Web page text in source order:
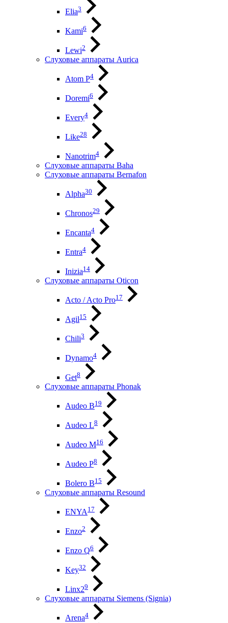
Elia3
Kami6
Lewi2
Слуховые аппараты Aurica
Atom P4
Doremi6
Every4
Like28
Nanotrim4
Слуховые аппараты Baha
Слуховые аппараты Bernafon
Alpha30
Chronos29
Encanta4
Entra4
Inizia14
Слуховые аппараты Oticon
Acto / Acto Pro17
Agil15
Chili3
Dynamo4
Get8
Слуховые аппараты Phonak
Audeo B19
Audeo L8
Audeo М16
Audeo P8
Bolero B15
Слуховые аппараты Resound
ENYA17
Enzo2
Enzo Q6
Key32
Linx29
Слуховые аппараты Siemens (Signia)
Arena4